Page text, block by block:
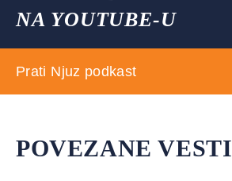
NA YOUTUBE-U
Prati Njuz podkast
POVEZANE VESTI